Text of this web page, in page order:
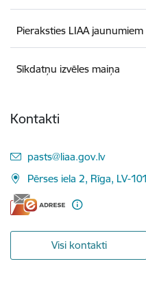
Pieraksties LIAA jaunumiem
Sīkdatņu izvēles maiņa
Kontakti
E-pasts:
pasts@liaa.gov.lv
Pērses iela 2, Rīga, LV-
Visi kontakti